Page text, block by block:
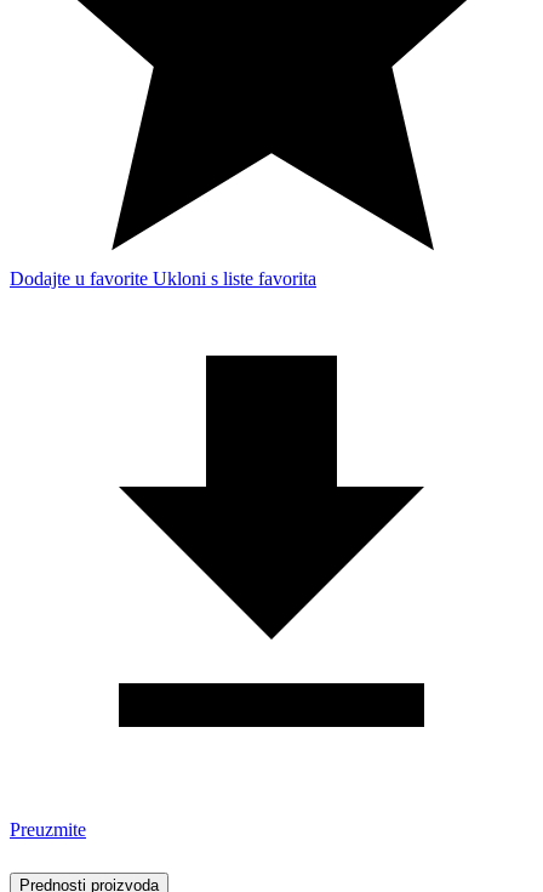
Dodajte u favorite Ukloni s liste favorita
Preuzmite
Prednosti proizvoda